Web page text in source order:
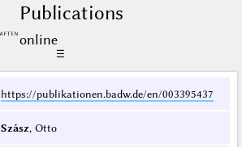
Publications
online
☰
https://publikationen.badw.de/en/003395437
Szász, Otto